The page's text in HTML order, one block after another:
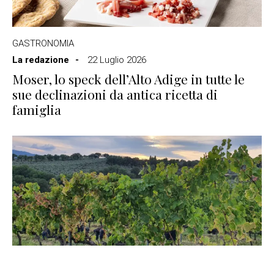
GASTRONOMIA
La redazione
22 Luglio 2026
Moser, lo speck dell’Alto Adige in tutte le
sue declinazioni da antica ricetta di
famiglia